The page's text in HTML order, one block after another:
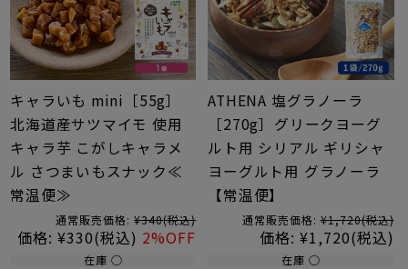
キャラいも mini［55g］
北海道産サツマイモ 使用
キャラ芋 こがしキャラメ
ル さつまいもスナック≪
常温便≫
通常販売価格: ¥340(税込)
価格: ¥330(税込) 2%OFF
在庫 ○
ATHENA 塩グラノーラ
［270g］グリークヨーグ
ルト用 シリアル ギリシャ
ヨーグルト用 グラノーラ
【常温便】
通常販売価格: ¥1,720(税込)
価格: ¥1,720(税込)
在庫 ○